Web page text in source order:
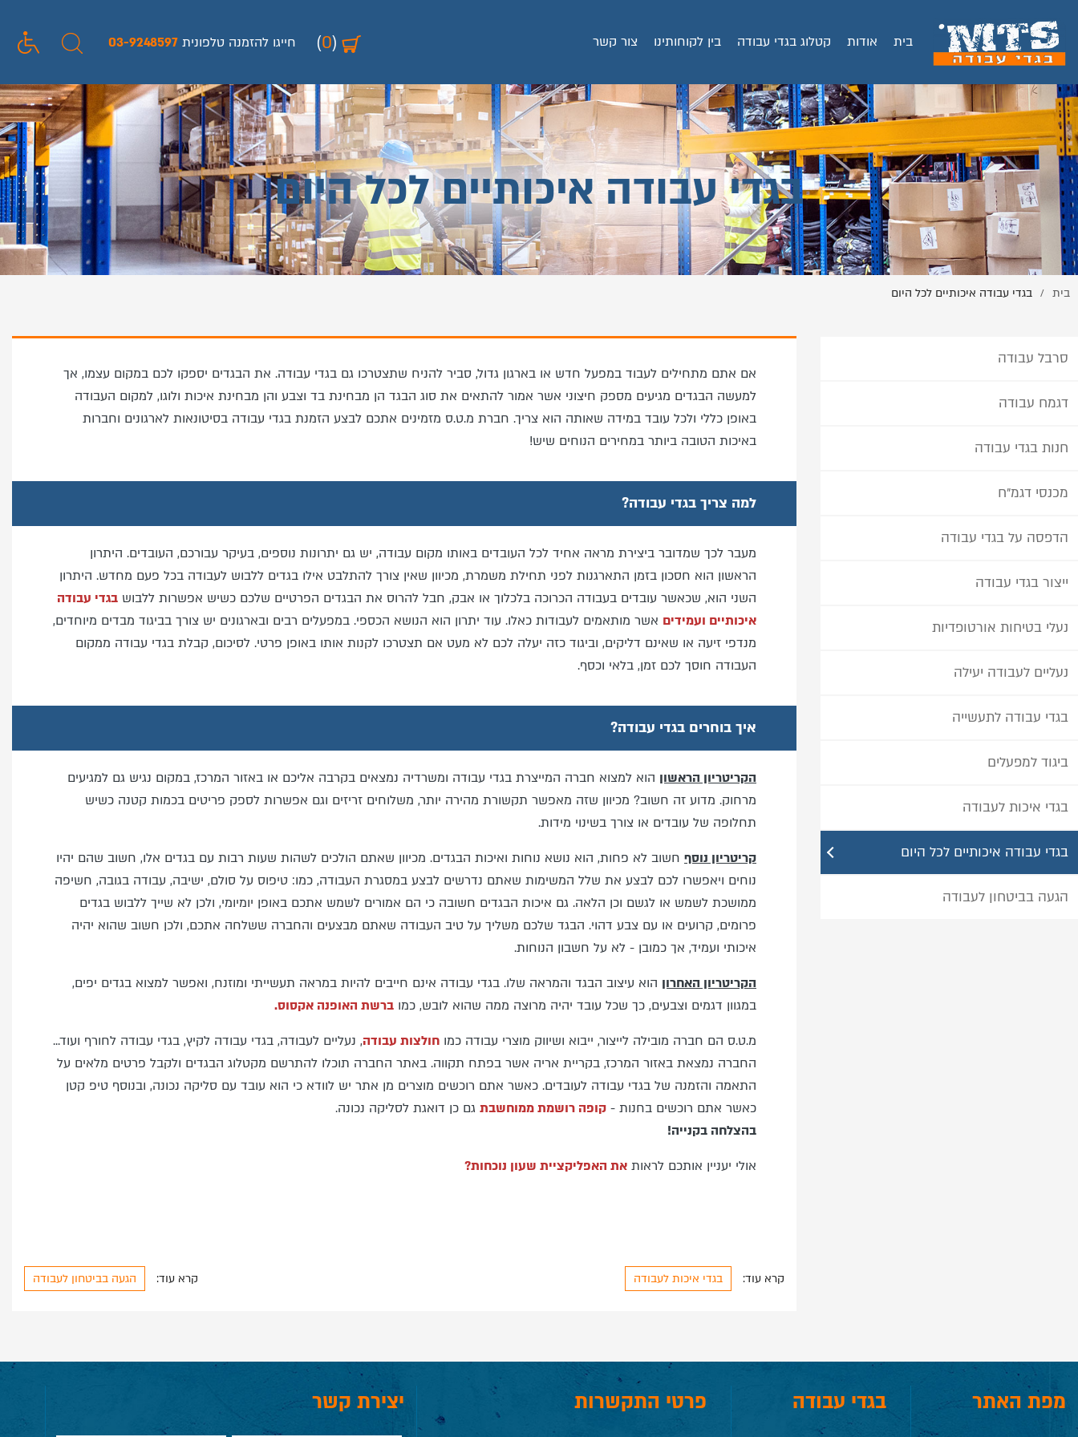
בית אודות קטלוג בגדי עבודה בין לקוחותינו צור קשר חייגו להזמנה טלפונית 03-9248597 (0)
בגדי עבודה איכותיים לכל היום
בית / בגדי עבודה איכותיים לכל היום
סרבל עבודה
דגמח עבודה
חנות בגדי עבודה
מכנסי דגמ"ח
הדפסה על בגדי עבודה
ייצור בגדי עבודה
נעלי בטיחות אורטופדיות
נעליים לעבודה יעילה
בגדי עבודה לתעשייה
ביגוד למפעלים
בגדי איכות לעבודה
בגדי עבודה איכותיים לכל היום
הגעה בביטחון לעבודה
אם אתם מתחילים לעבוד במפעל חדש או בארגון גדול, סביר להניח שתצטרכו גם בגדי עבודה. את הבגדים יספקו לכם במקום עצמו, אך
למעשה הבגדים מגיעים מספק חיצוני אשר אמור להתאים את סוג הבגד הן מבחינת בד וצבע והן מבחינת איכות ולוגו, למקום העבודה
באופן כללי ולכל עובד במידה שאותה הוא צריך. חברת מ.ט.ס מזמינים אתכם לבצע הזמנת בגדי עבודה בסיטונאות לארגונים וחברות
באיכות הטובה ביותר במחירים הנוחים שיש!
למה צריך בגדי עבודה?
מעבר לכך שמדובר ביצירת מראה אחיד לכל העובדים באותו מקום עבודה, יש גם יתרונות נוספים, בעיקר עבורכם, העובדים. היתרון
הראשון הוא חסכון בזמן התארגנות לפני תחילת משמרת, מכיוון שאין צורך להתלבט אילו בגדים ללבוש לעבודה בכל פעם מחדש. היתרון
השני הוא, שכאשר עובדים בעבודה הכרוכה בלכלוך או אבק, חבל להרוס את הבגדים הפרטיים שלכם כשיש אפשרות ללבוש בגדי עבודה
איכותיים ועמידים אשר מותאמים לעבודות כאלו. עוד יתרון הוא הנושא הכספי. במפעלים רבים ובארגונים יש צורך בביגוד מבדים מיוחדים,
מנדפי זיעה או שאינם דליקים, וביגוד כזה יעלה לכם לא מעט אם תצטרכו לקנות אותו באופן פרטי. לסיכום, קבלת בגדי עבודה ממקום
העבודה חוסך לכם זמן, בלאי וכסף.
איך בוחרים בגדי עבודה?
הקריטריון הראשון הוא למצוא חברה המייצרת בגדי עבודה ומשרדיה נמצאים בקרבה אליכם או באזור המרכז, במקום נגיש גם למגיעים
מרחוק. מדוע זה חשוב? מכיוון שזה מאפשר תקשורת מהירה יותר, משלוחים זריזים וגם אפשרות לספק פריטים בכמות קטנה כשיש
תחלופה של עובדים או צורך בשינוי מידות.
קריטריון נוסף חשוב לא פחות, הוא נושא נוחות ואיכות הבגדים. מכיוון שאתם הולכים לשהות שעות רבות עם בגדים אלו, חשוב שהם יהיו
נוחים ויאפשרו לכם לבצע את שלל המשימות שאתם נדרשים לבצע במסגרת העבודה, כמו: טיפוס על סולם, ישיבה, עבודה בגובה, חשיפה
ממושכת לשמש או לגשם וכן הלאה. גם איכות הבגדים חשובה כי הם אמורים לשמש אתכם באופן יומיומי, ולכן לא שייך ללבוש בגדים
פרומים, קרועים או עם צבע דהוי. הבגד שלכם משליך על טיב העבודה שאתם מבצעים והחברה ששלחה אתכם, ולכן חשוב שהוא יהיה
איכותי ועמיד, אך כמובן - לא על חשבון הנוחות.
הקריטריון האחרון הוא עיצוב הבגד והמראה שלו. בגדי עבודה אינם חייבים להיות במראה תעשייתי ומוזנח, ואפשר למצוא בגדים יפים,
במגוון דגמים וצבעים, כך שכל עובד יהיה מרוצה ממה שהוא לובש, כמו ברשת האופנה אקסוס.
מ.ט.ס הם חברה מובילה לייצור, ייבוא ושיווק מוצרי עבודה כמו חולצות עבודה, נעליים לעבודה, בגדי עבודה לקיץ, בגדי עבודה לחורף ועוד...
החברה נמצאת באזור המרכז, בקריית אריה אשר בפתח תקווה. באתר החברה תוכלו להתרשם מקטלוג הבגדים ולקבל פרטים מלאים על
התאמה והזמנה של בגדי עבודה לעובדים. כאשר אתם רוכשים מוצרים מן אתר יש לוודא כי הוא עובד עם סליקה נכונה, ובנוסף טיפ קטן
כאשר אתם רוכשים בחנות - קופה רושמת ממוחשבת גם כן דואגת לסליקה נכונה.
בהצלחה בקנייה!
אולי יעניין אותכם לראות את האפליקציית שעון נוכחות?
קרא עוד: בגדי איכות לעבודה קרא עוד: הגעה בביטחון לעבודה
מפת האתר בגדי עבודה פרטי התקשרות יצירת קשר